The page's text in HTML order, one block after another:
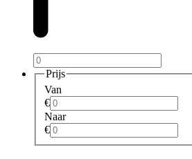
Prijs
Van
€
Naar
€